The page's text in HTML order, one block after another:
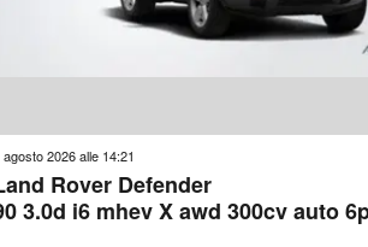
agosto 2026 alle 14:21
Rover Defender
3.0d i6 mhev X awd 300cv auto